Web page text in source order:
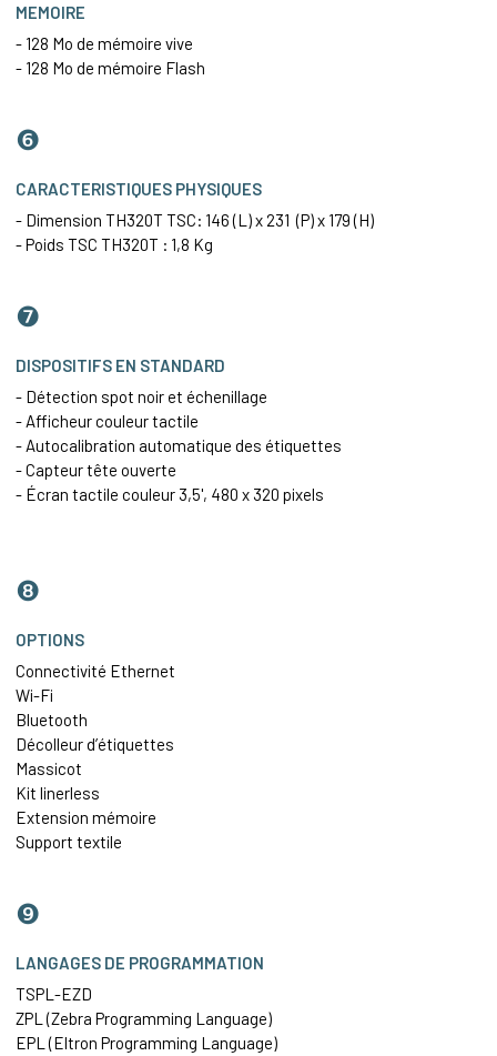
MEMOIRE
- 128 Mo de mémoire vive
- 128 Mo de mémoire Flash
❻
CARACTERISTIQUES PHYSIQUES
- Dimension TH320T TSC: 146 (L) x 231 (P) x 179 (H)
- Poids TSC TH320T : 1,8 Kg
❼
DISPOSITIFS EN STANDARD
- Détection spot noir et échenillage
- Afficheur couleur tactile
- Autocalibration automatique des étiquettes
- Capteur tête ouverte
- Écran tactile couleur 3,5', 480 x 320 pixels
❽
OPTIONS
Connectivité Ethernet
Wi-Fi
Bluetooth
Décolleur d’étiquettes
Massicot
Kit linerless
Extension mémoire
Support textile
❾
LANGAGES DE PROGRAMMATION
TSPL-EZD
ZPL (Zebra Programming Language)
EPL (Eltron Programming Language)